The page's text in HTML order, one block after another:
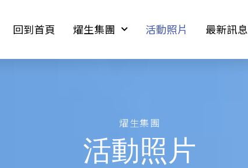
回到首頁 燿生集團 活動照片 最新訊息
燿生集團
活動照片